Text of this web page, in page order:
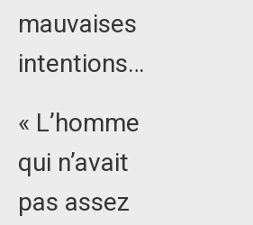
mauvaises
intentions…
« L’homme
qui n’avait
pas assez